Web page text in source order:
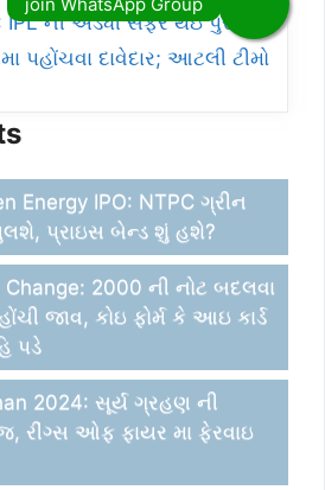
IPL ની અડધી સફર થઇ પુરી, આ
પહોંચવા દાવેદાર; આટલી ટીમો
Energy IPO: NTPC ગ્રીન
પ્રાઇસ બેન્ડ શું હશે?
2000 ની નોટ બદલવા
જાવ, કોઇ ફોર્મ કે આઇ કાર્ડ
પડે
2024: સૂર્ય ગ્રહણ ની
રીંગ્સ ઓફ ફાયર મા ફેરવાઇ